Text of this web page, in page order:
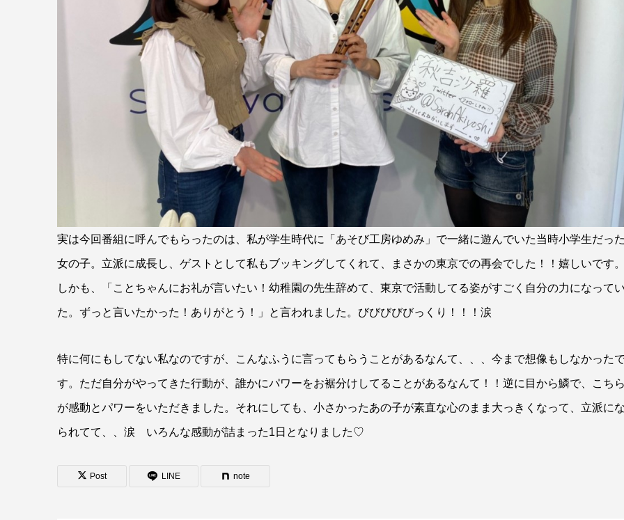
実は今回番組に呼んでもらったのは、私が学生時代に「あそび工房ゆめみ」で一緒に遊んでいた当時小学生だった
女の子。立派に成長し、ゲストとして私もブッキングしてくれて、まさかの東京での再会でした！！嬉しいです。
しかも、「ことちゃんにお礼が言いたい！幼稚園の先生辞めて、東京で活動してる姿がすごく自分の力になってい
た。ずっと言いたかった！ありがとう！」と言われました。びびびびびっくり！！！涙
特に何にもしてない私なのですが、こんなふうに言ってもらうことがあるなんて、、、今まで想像もしなかった
す。ただ自分がやってきた行動が、誰かにパワーをお裾分けしてることがあるなんて！！逆に目から鱗で、こちら
が感動とパワーをいただきました。それにしても、小さかったあの子が素直な心のまま大っきくなって、立派にな
られてて、、涙 いろんな感動が詰まった1日となりました♡
Post LINE note